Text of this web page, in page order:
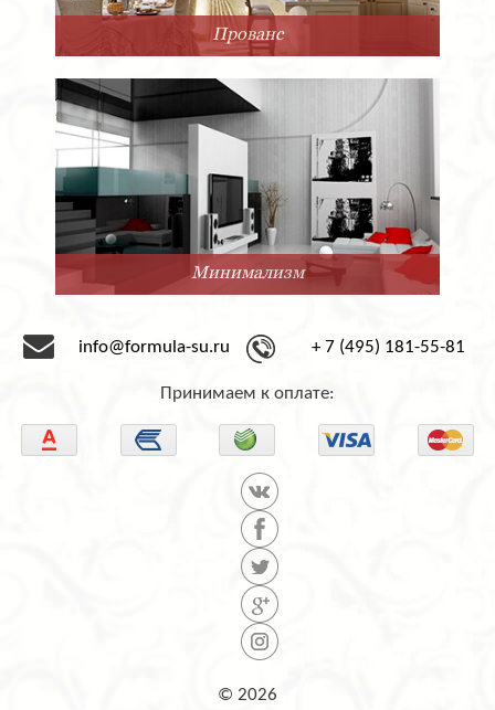
Прованс
Минимализм
info@formula-su.ru + 7 (495) 181-55-81
Принимаем к оплате:
© 2026